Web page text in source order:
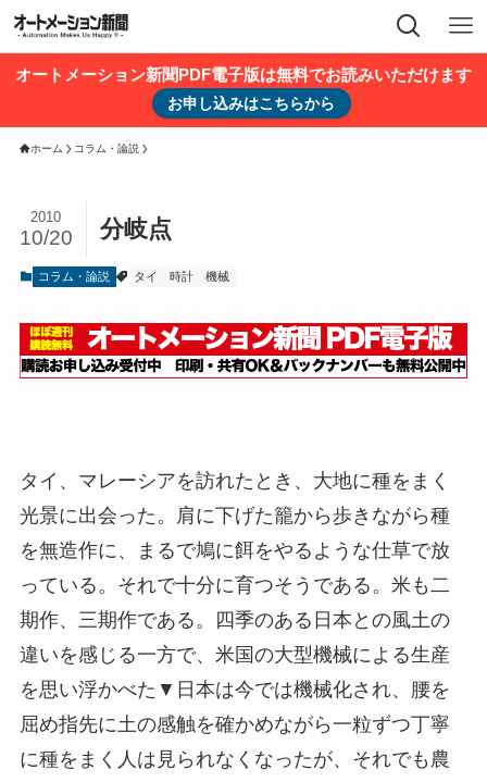
オートメーション新聞PDF電子版は無料でお読みいただけます
お申し込みはこちらから
ホーム コラム・論説
分岐点
2010
10/20
コラム・論説 タイ 時計 機械
タイ、マレーシアを訪れたとき、大地に種をまく
光景に出会った。肩に下げた籠から歩きながら種
を無造作に、まるで鳩に餌をやるような仕草で放
っている。それで十分に育つそうである。米も二
期作、三期作である。四季のある日本との風土の
違いを感じる一方で、米国の大型機械による生産
を思い浮かべた▼日本は今では機械化され、腰を
屈め指先に土の感触を確かめながら一粒ずつ丁寧
に種をまく人は見られなくなったが、それでも農